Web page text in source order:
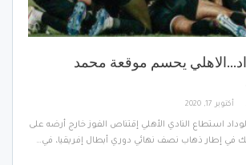
يحسم موقعة محمد
أكتوبر 17, 2020
استطاع النادي الأهلي إقتناص الفوز خارج أرضه على
في إطار ذهاب نصف نهائي دوري أبطال إفريقيا، في…